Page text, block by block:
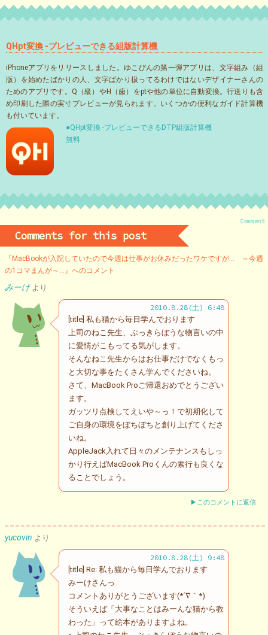
QHpt変換 -プレビューできる組版計算機
iPhoneアプリをリリースしました。ゆこびんの第一弾アプリは、文字組み（組
版）を始めたばかりの人、文字ばかり扱ってるわけではないデザイナーさんの
ためのアプリです。Q（級）やH（歯）をptや他の単位に自動変換。行送りも含
め印刷した際の実寸プレビューが見られます。いくつかの便利なガイド計算機
も付いています。
●QHpt変換 -プレビューできるDTP組版計算機
無料
Comment
Comments for this post
『MacBookが入院していたので今週は仕事がお休みだったワケですが… ～今週
の1コマまんが～…』へのコメント
みーけ より
2010.8.28(土) 6:48
[title] 私も猫から毎日学んでおります
上司のねこ先生、ぶっきらぼうな物言いの中
に愛情がこもってる気がします。
そんなねこ先生からはお仕事だけでなくもっ
と大切な事をたくさん学んでくださいね。
さて、MacBook Proご帰還おめでとうござい
ます。
ガッツリ点検してえいや～っ！で初期化して
ご自身の環境をぼちぼちと創り上げてくださ
いね。
AppleJack入れて日々のメンテナンスもしっ
かり行えばMacBook Proくんの素行も良くな
ることでしょう。
▶このコメントに返信
yucovin より
2010.8.28(土) 9:48
[title] Re: 私も猫から毎日学んでおります
みーけさんっ
コメントありがとうございます(*´∇｀*)
そういえば「大事なことはみーんな猫から教
わった」って絵本がありますよね。